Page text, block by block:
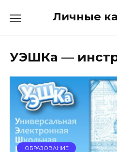
Личные
УЭШКа —
ОБРАЗОВАНИЕ